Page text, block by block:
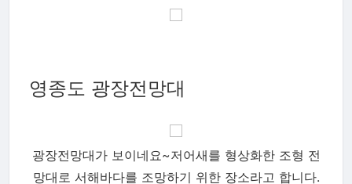
영종도 광장전망대
광장전망대가 보이네요~저어새를 형상화한 조형 전
망대로 서해바다를 조망하기 위한 장소라고 합니다.